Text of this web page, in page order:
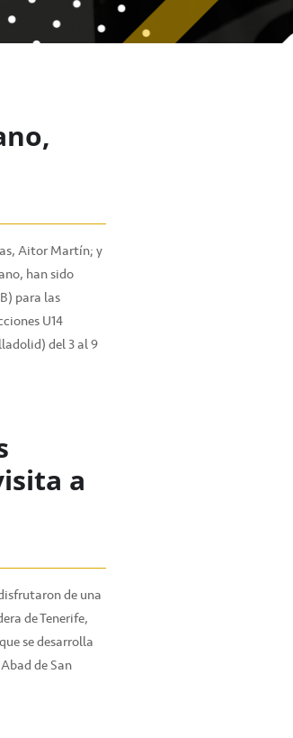
Aitor Martín; y
han sido
para las
U14
del 3 al 9
a
de una
de Tenerife,
se desarrolla
de San